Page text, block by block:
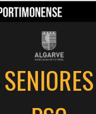
SENIORES